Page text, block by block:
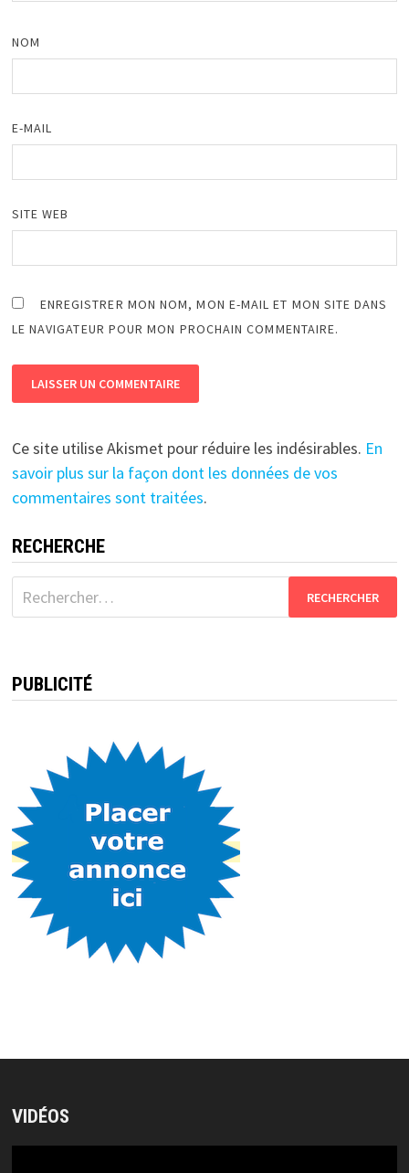
NOM
E-MAIL
SITE WEB
ENREGISTRER MON NOM, MON E-MAIL ET MON SITE DANS
LE NAVIGATEUR POUR MON PROCHAIN COMMENTAIRE.
Ce site utilise Akismet pour réduire les indésirables. En
savoir plus sur la façon dont les données de vos
commentaires sont traitées.
RECHERCHE
Rechercher :
PUBLICITÉ
VIDÉOS